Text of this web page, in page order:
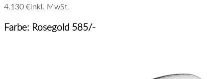
4.130 €inkl. MwSt.
Farbe: Rosegold 585/-